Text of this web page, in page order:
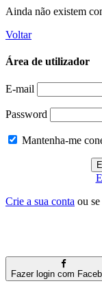
Ainda não existem
Voltar
Área de utilizador
E-mail
Password
Mantenha-me
Crie a sua conta ou
Fazer login com